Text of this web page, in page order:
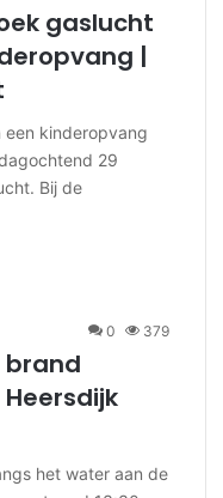
gaslucht
|
een kinderopvang
29
Bij de
0 379
brand
het water aan de